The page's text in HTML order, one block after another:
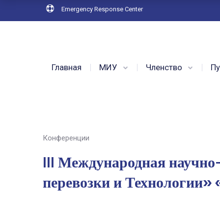
Emergency Response Center
Главная МИУ Членство
Конференции
III Международная
перевозки и